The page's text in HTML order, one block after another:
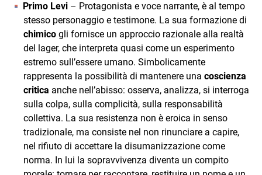
Primo Levi – Protagonista e voce narrante, è al tempo
stesso personaggio e testimone. La sua formazione di
chimico gli fornisce un approccio razionale alla realtà
del lager, che interpreta quasi come un esperimento
estremo sull’essere umano. Simbolicamente
rappresenta la possibilità di mantenere una coscienza
critica anche nell’abisso: osserva, analizza, si interroga
sulla colpa, sulla complicità, sulla responsabilità
collettiva. La sua resistenza non è eroica in senso
tradizionale, ma consiste nel non rinunciare a capire,
nel rifiuto di accettare la disumanizzazione come
norma. In lui la sopravvivenza diventa un compito